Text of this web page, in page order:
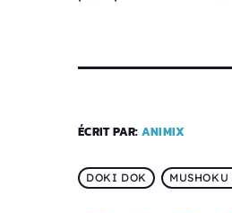
ÉCRIT PAR: ANIMIX
DOKI DOK